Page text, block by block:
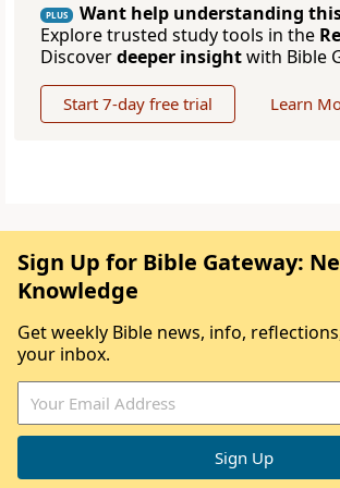
PLUS
Want help understanding
Explore trusted study tools in the
Discoverdeeper insightwith Bible
Start 7-day free trial Learn
Sign Up for Bible Gateway:
Knowledge
Get weekly Bible news, info,
your inbox.